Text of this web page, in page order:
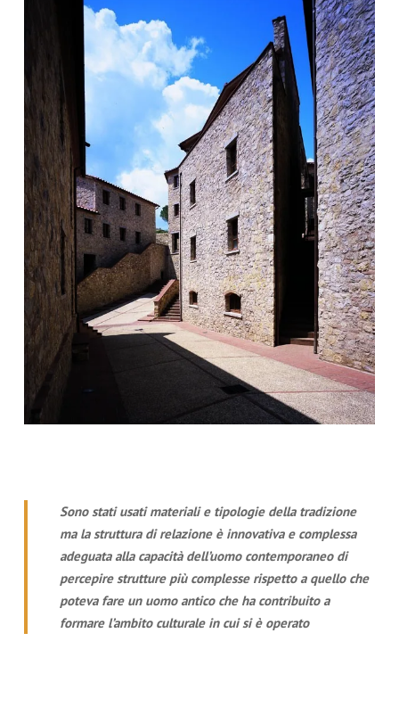
Sono stati usati materiali e tipologie della tradizione
ma la struttura di relazione è innovativa e complessa
adeguata alla capacità dell’uomo contemporaneo di
percepire strutture più complesse rispetto a quello che
poteva fare un uomo antico che ha contribuito a
formare l’ambito culturale in cui si è operato